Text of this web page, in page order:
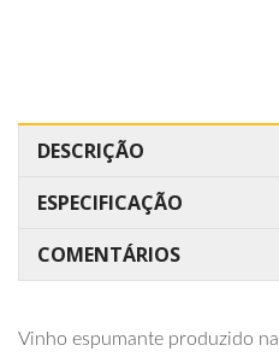
DESCRIÇÃO
ESPECIFICAÇÃO
COMENTÁRIOS
Vinho espumante produzido